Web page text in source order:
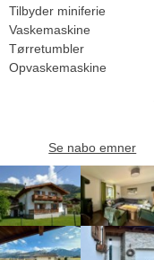
Tilbyder miniferie
Vaskemaskine
Tørretumbler
Opvaskemaskine
Se nabo emner